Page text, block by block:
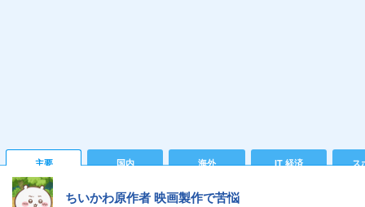
主要 国内 海外 IT 経済 ス
ちいかわ原作者 映画製作で苦悩